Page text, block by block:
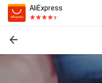
AliExpress